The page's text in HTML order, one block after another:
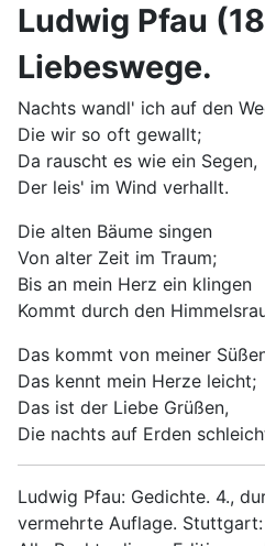
Ludwig Pfau
Liebeswege.
Nachts wandl' ich auf den
Die wir so oft gewallt;
Da rauscht es wie ein Segen,
Der leis' im Wind verhallt.
Die alten Bäume singen
Von alter Zeit im Traum;
Bis an mein Herz ein klingen
Kommt durch den
Das kommt von meiner
Das kennt mein Herze leicht;
Das ist der Liebe Grüßen,
Die nachts auf Erden
Ludwig Pfau: Gedichte. 4.,
vermehrte Auflage. Stuttgart: